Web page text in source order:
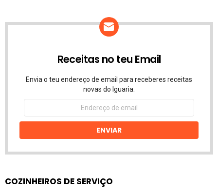
Receitas no teu Email
Envia o teu endereço de email para receberes receitas
novas do Iguaria.
Endereço
email
ENVIAR
COZINHEIROS DE SERVIÇO